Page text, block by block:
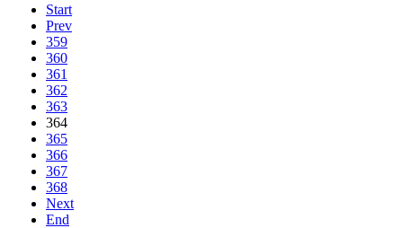
Start
Prev
359
360
361
362
363
364
365
366
367
368
Next
End